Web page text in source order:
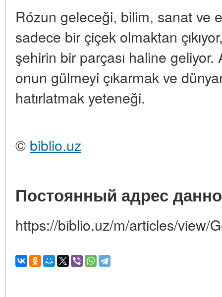
Rózun geleceği, bilim, sanat ve
sadece bir çiçek olmaktan
şehirin bir parçası haline
onun gülmeyi çıkarmak ve
hatırlatmak yeteneği.
© biblio.uz
Постоянный адрес
https://biblio.uz/m/articles/view/